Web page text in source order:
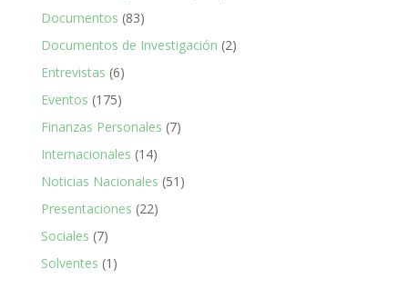
Documentos (83)
Documentos de Investigación (2)
Entrevistas (6)
Eventos (175)
Finanzas Personales (7)
Internacionales (14)
Noticias Nacionales (51)
Presentaciones (22)
Sociales (7)
Solventes (1)